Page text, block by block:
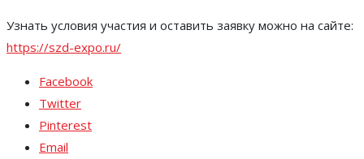
Узнать условия участия и оставить заявку можно на сайте:
https://szd-expo.ru/
Facebook
Twitter
Pinterest
Email